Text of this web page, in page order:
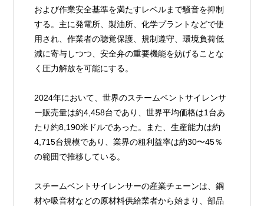
および作業安全基準を満たすレベルまで騒音を抑制
する。主に発電所、製油所、化学プラントなどで使
用され、作業者の聴覚保護、規制遵守、環境負荷低
減に寄与しつつ、安全弁の重要機能を妨げることな
く圧力解放を可能にする。
2024年において、世界のスチームベントサイレンサ
ー販売量は約4,458台であり、世界平均価格は1台あ
たり約8,190米ドルであった。また、生産能力は約
4,715台規模であり、業界の粗利益率は約30〜45％
の範囲で推移している。
スチームベントサイレンサーの産業チェーンは、鋼
材や吸音材などの原材料供給業者から始まり、部品